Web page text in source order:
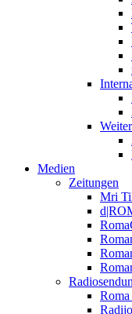
Medien
Zeitungen
Mri
Roma